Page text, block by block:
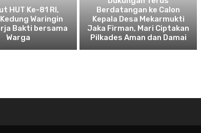
HUT Ke-81 RI,
Waringin
Bakti bersama
Warga
Berdatangan ke Calon
Kepala Desa Mekarmukti
Jaka Firman, Mari Ciptakan
Pilkades Aman dan Damai